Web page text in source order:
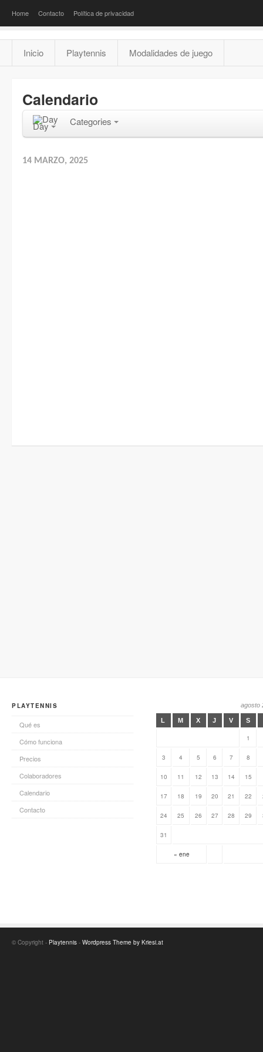
Home Contacto Política de privacidad
Inicio Playtennis Modalidades de juego
Calendario
Day Categories
14 MARZO, 2025
PLAYTENNIS
Qué es
Cómo funciona
Precios
Colaboradores
Calendario
Contacto
agosto
L M X J V S
« ene
1
3 4 5 6 7 8
10 11 12 13 14 15
17 18 19 20 21 22
24 25 26 27 28 29
31
© Copyright - Playtennis - Wordpress Theme by Kriesi.at